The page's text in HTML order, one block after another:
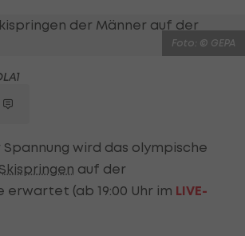
Foto: © GEPA
wird das olympische
Skispringen auf der
erwartet (ab 19:00 Uhr im LIVE-